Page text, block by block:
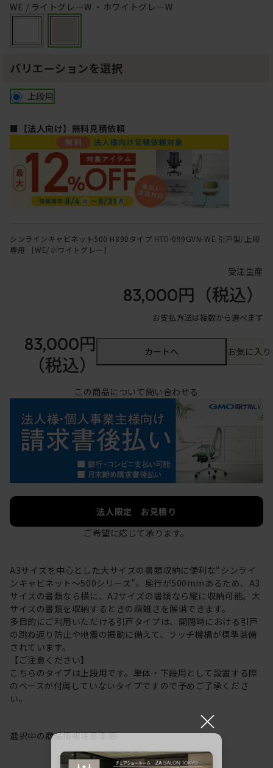
WE / ライトグレーW ・ホワイトグレーW
バリエーションを選択
上段用
■【法人向け】無料見積依頼
シンラインキャビネット500 H890タイプ HTD-099GVN-WE 引戸型/上段
専用 ［WE/ホワイトグレー］
受注生産
83,000円 （税込）
お支払方法は複数から選べます
83,000円
（税込）
カートへ お気に入
この商品について問い合わせる
法人限定 お見積り
ご希望に応じて承ります。
A3サイズを中心とした大サイズの書類収納に便利な“シンライ
ンキャビネット～500シリーズ”。奥行が500mmあるため、A3
サイズの書類なら横に、A2サイズの書類なら縦に収納可能。大
サイズの書類を収納するときの煩雑さを解消できます。
多目的にご利用いただける引戸タイプは、開閉時における引戸
の跳ね返り防止や地震の振動に備えて、ラッチ機構が標準装備
されています。
【ご注意ください】
こちらのタイプは上段用です。単体・下段用として設置する際
のベースが付属していないタイプですので予めご了承くださ
い。
選択中の商品情報注意事項
×